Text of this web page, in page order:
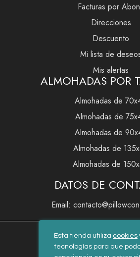
Facturas por
Direcciones
Descuento
Mi lista de
Mis alertas
ALMOHADAS POR
Almohadas de
Almohadas de
Almohadas de
Almohadas de
Almohadas de
DATOS DE
Email:
Esta tienda utiliza cookies
tecnologías para que